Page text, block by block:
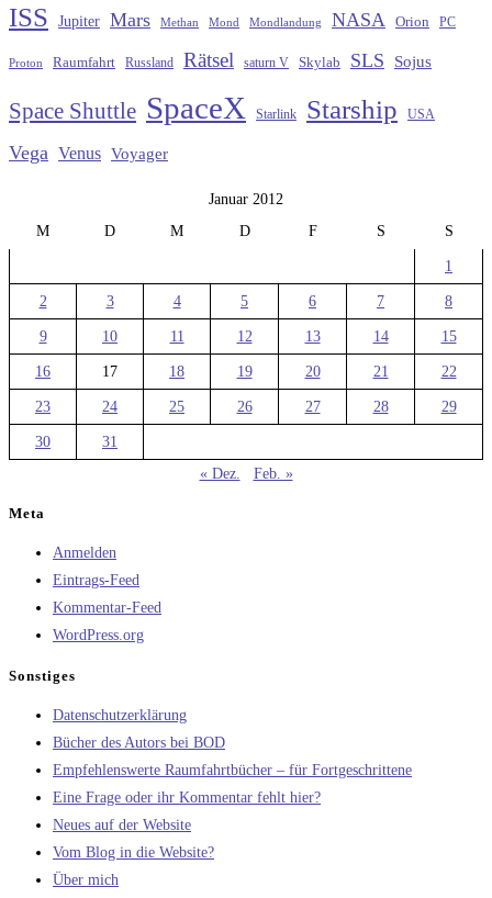
ISS Jupiter Mars Methan Mond Mondlandung NASA Orion PC
Proton Raumfahrt Russland Rätsel saturn V Skylab SLS Sojus
Space Shuttle SpaceX Starlink Starship USA
Vega Venus Voyager
Januar 2012
M
D M D F S S
1
2 3 4 5 6 7 8
9 10 11 12 13 14 15
16 17 18 19 20 21 22
23 24 25 26 27 28 29
30
31
« Dez.
Feb. »
Meta
Anmelden
Eintrags-Feed
Kommentar-Feed
WordPress.org
Sonstiges
Datenschutzerklärung
Bücher des Autors bei BOD
Empfehlenswerte Raumfahrtbücher – für Fortgeschrittene
Eine Frage oder ihr Kommentar fehlt hier?
Neues auf der Website
Vom Blog in die Website?
Über mich